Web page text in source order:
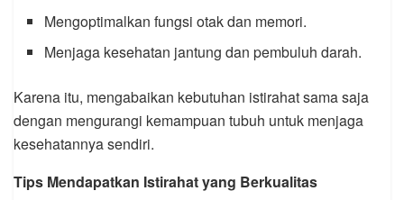
Mengoptimalkan fungsi otak dan memori.
Menjaga kesehatan jantung dan pembuluh darah.
Karena itu, mengabaikan kebutuhan istirahat sama saja
dengan mengurangi kemampuan tubuh untuk menjaga
kesehatannya sendiri.
Tips Mendapatkan Istirahat yang Berkualitas